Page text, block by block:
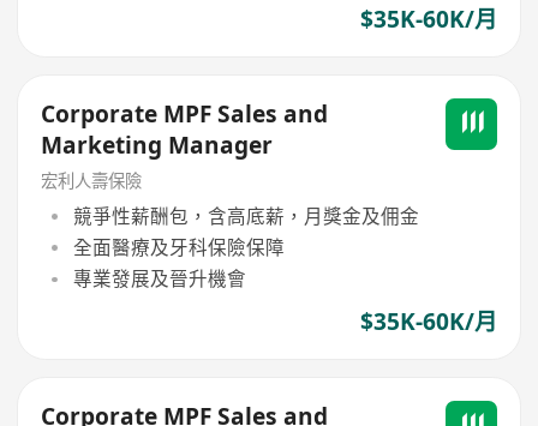
$35K-60K/月
Corporate MPF Sales and
Marketing Manager
宏利人壽保險
競爭性薪酬包，含高底薪，月獎金及佣金
全面醫療及牙科保險保障
專業發展及晉升機會
$35K-60K/月
Corporate MPF Sales and